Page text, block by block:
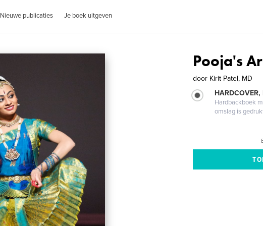
Nieuwe publicaties Je boek uitgeven
Pooja's
door Kirit Patel, MD
Hardbackboek
omslag is